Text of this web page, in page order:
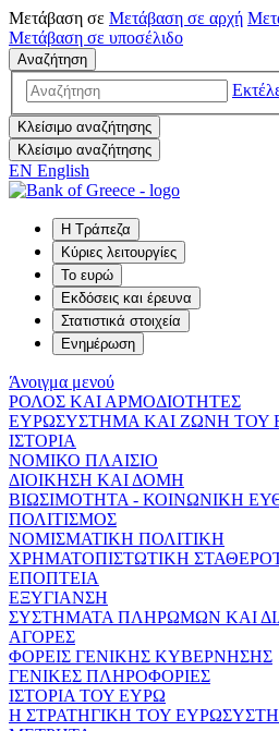
Μετάβαση σε Μετάβαση σε αρχή
Μετάβαση σε υποσέλιδο
Αναζήτηση
Κλείσιμο αναζήτησης
Κλείσιμο αναζήτησης
EN English
Η Τράπεζα
Κύριες λειτουργίες
Το ευρώ
Εκδόσεις και έρευνα
Στατιστικά στοιχεία
Ενημέρωση
Άνοιγμα μενού
ΡΟΛΟΣ ΚΑΙ ΑΡΜΟΔΙΟΤΗΤΕΣ
ΕΥΡΩΣΥΣΤΗΜΑ ΚΑΙ ΖΩΝΗ ΤΟΥ
ΙΣΤΟΡΙΑ
ΝΟΜΙΚΟ ΠΛΑΙΣΙΟ
ΔΙΟΙΚΗΣΗ ΚΑΙ ΔΟΜΗ
ΒΙΩΣΙΜΟΤΗΤΑ - ΚΟΙΝΩΝΙΚΗ
ΠΟΛΙΤΙΣΜΟΣ
ΝΟΜΙΣΜΑΤΙΚΗ ΠΟΛΙΤΙΚΗ
ΧΡΗΜΑΤΟΠΙΣΤΩΤΙΚΗ
ΕΠΟΠΤΕΙΑ
ΕΞΥΓΙΑΝΣΗ
ΣΥΣΤΗΜΑΤΑ ΠΛΗΡΩΜΩΝ ΚΑΙ
ΑΓΟΡΕΣ
ΦΟΡΕΙΣ ΓΕΝΙΚΗΣ ΚΥΒΕΡΝΗΣΗΣ
ΓΕΝΙΚΕΣ ΠΛΗΡΟΦΟΡΙΕΣ
ΙΣΤΟΡΙΑ ΤΟΥ ΕΥΡΩ
Η ΣΤΡΑΤΗΓΙΚΗ ΤΟΥ